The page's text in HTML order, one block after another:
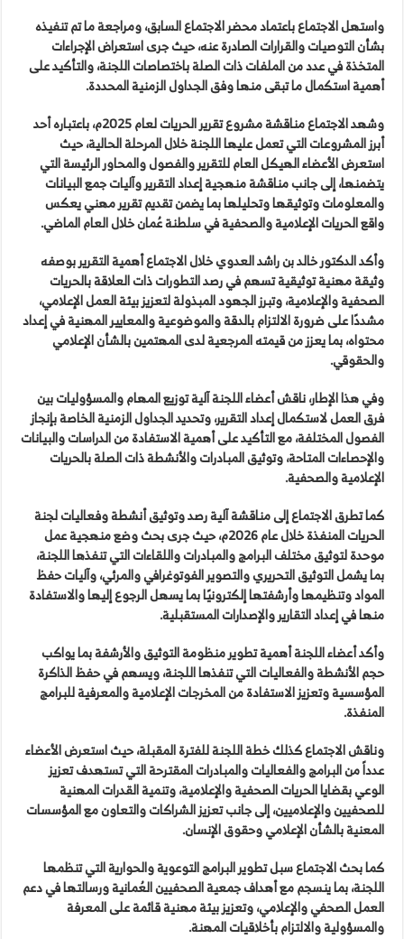
واستهل الاجتماع باعتماد محضر الاجتماع السابق، ومراجعة ما تم تنفيذه
بشأن التوصيات والقرارات الصادرة عنه، حيث جرى استعراض الإجراءات
المتخذة في عدد من الملفات ذات الصلة باختصاصات اللجنة، والتأكيد على
أهمية استكمال ما تبقى منها وفق الجداول الزمنية المحددة.
وشهد الاجتماع مناقشة مشروع تقرير الحريات لعام 2025م، باعتباره أحد
أبرز المشروعات التي تعمل عليها اللجنة خلال المرحلة الحالية، حيث
استعرض الأعضاء الهيكل العام للتقرير والفصول والمحاور الرئيسة التي
يتضمنها، إلى جانب مناقشة منهجية إعداد التقرير وآليات جمع البيانات
والمعلومات وتوثيقها وتحليلها بما يضمن تقديم تقرير مهني يعكس
واقع الحريات الإعلامية والصحفية في سلطنة عُمان خلال العام الماضي.
وأكد الدكتور خالد بن راشد العدوي خلال الاجتماع أهمية التقرير بوصفه
وثيقة مهنية توثيقية تسهم في رصد التطورات ذات العلاقة بالحريات
الصحفية والإعلامية، وتبرز الجهود المبذولة لتعزيز بيئة العمل الإعلامي،
مشددًا على ضرورة الالتزام بالدقة والموضوعية والمعايير المهنية في إعداد
محتواه، بما يعزز من قيمته المرجعية لدى المهتمين بالشأن الإعلامي
والحقوقي.
وفي هذا الإطار، ناقش أعضاء اللجنة آلية توزيع المهام والمسؤوليات بين
فرق العمل لاستكمال إعداد التقرير، وتحديد الجداول الزمنية الخاصة بإنجاز
الفصول المختلفة، مع التأكيد على أهمية الاستفادة من الدراسات والبيانات
والإحصاءات المتاحة، وتوثيق المبادرات والأنشطة ذات الصلة بالحريات
الإعلامية والصحفية.
كما تطرق الاجتماع إلى مناقشة آلية رصد وتوثيق أنشطة وفعاليات لجنة
الحريات المنفذة خلال عام 2026م، حيث جرى بحث وضع منهجية عمل
موحدة لتوثيق مختلف البرامج والمبادرات واللقاءات التي تنفذها اللجنة،
بما يشمل التوثيق التحريري والتصوير الفوتوغرافي والمرئي، وآليات حفظ
المواد وتنظيمها وأرشفتها إلكترونيًا بما يسهل الرجوع إليها والاستفادة
منها في إعداد التقارير والإصدارات المستقبلية.
وأكد أعضاء اللجنة أهمية تطوير منظومة التوثيق والأرشفة بما يواكب
حجم الأنشطة والفعاليات التي تنفذها اللجنة، ويسهم في حفظ الذاكرة
المؤسسية وتعزيز الاستفادة من المخرجات الإعلامية والمعرفية للبرامج
المنفذة.
وناقش الاجتماع كذلك خطة اللجنة للفترة المقبلة، حيث استعرض الأعضاء
عدداً من البرامج والفعاليات والمبادرات المقترحة التي تستهدف تعزيز
الوعي بقضايا الحريات الصحفية والإعلامية، وتنمية القدرات المهنية
للصحفيين والإعلاميين، إلى جانب تعزيز الشراكات والتعاون مع المؤسسات
المعنية بالشأن الإعلامي وحقوق الإنسان.
كما بحث الاجتماع سبل تطوير البرامج التوعوية والحوارية التي تنظمها
اللجنة، بما ينسجم مع أهداف جمعية الصحفيين العُمانية ورسالتها في دعم
العمل الصحفي والإعلامي، وتعزيز بيئة مهنية قائمة على المعرفة
والمسؤولية والالتزام بأخلاقيات المهنة.